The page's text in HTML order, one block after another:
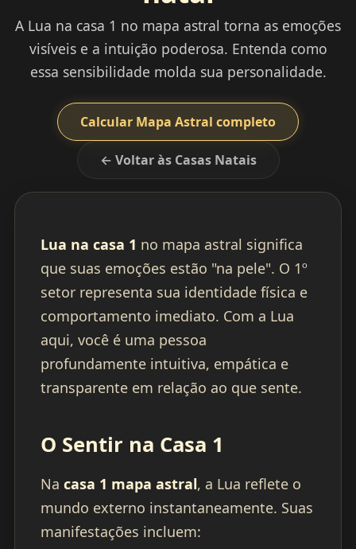
A Lua na casa 1 no mapa astral torna as emoções
visíveis e a intuição poderosa. Entenda como
essa sensibilidade molda sua personalidade.
Calcular Mapa Astral completo
← Voltar às Casas Natais
Lua na casa 1 no mapa astral significa
que suas emoções estão "na pele". O 1º
setor representa sua identidade física e
comportamento imediato. Com a Lua
aqui, você é uma pessoa
profundamente intuitiva, empática e
transparente em relação ao que sente.
O Sentir na Casa 1
Na casa 1 mapa astral, a Lua reflete o
mundo externo instantaneamente. Suas
manifestações incluem: